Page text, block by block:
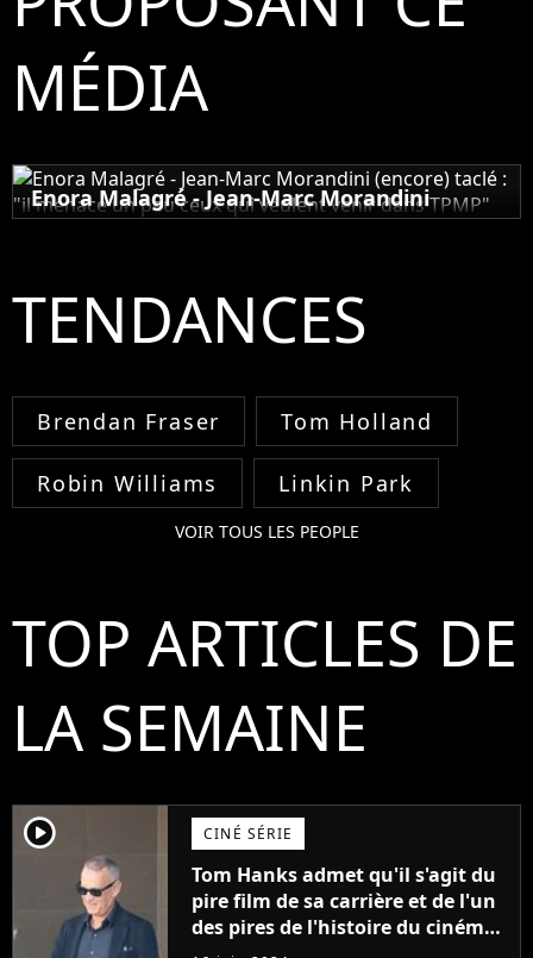
MÉDIA
Enora Malagré - Jean-Marc Morandini
(encore) taclé : "il menace un peu ceux qui
TENDANCES
Brendan Fraser Tom Holland
Robin Williams Linkin Park
VOIR TOUS LES PEOPLE
TOP ARTICLES DE
LA SEMAINE
player2 CINÉ SÉRIE
Tom Hanks admet qu'il s'agit du
pire film de sa carrière et de l'un
des pires de l'histoire du cinéma :